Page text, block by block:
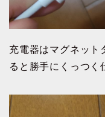
充電器はマグネット
ると勝手にくっつく